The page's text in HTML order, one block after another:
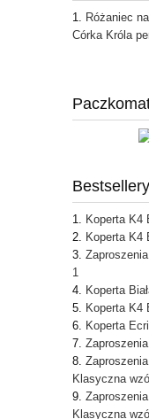
Różaniec
Córka Króla
Bestsellery
Koperta K4
Koperta K4
1
Koperta
Koperta K4
Koperta Ecri
Klasyczna
Klasyczna